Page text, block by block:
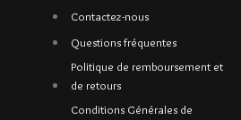
Contactez-nous
Questions fréquentes
Politique de remboursement et
de retours
Conditions Générales de